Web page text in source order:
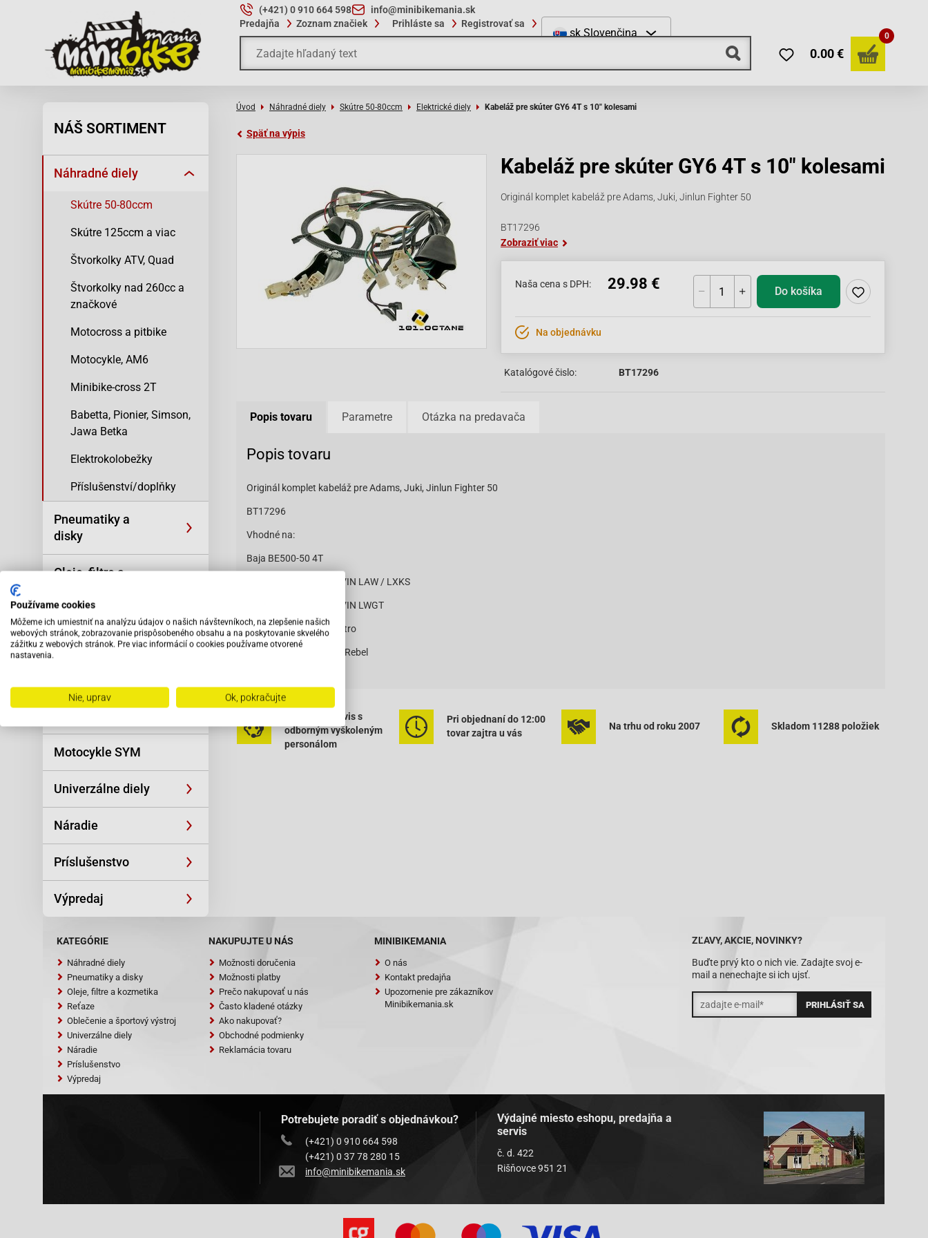
(+421) 0 910 664 598
info@minibikemania.sk
Predajňa
Zoznam značiek Prihláste sa Registrovať sa
sk Slovenčina
0.00 €
0
NÁŠ SORTIMENT
Náhradné diely
Skútre 50-80ccm
Skútre 125ccm a viac
Štvorkolky ATV, Quad
Štvorkolky nad 260cc a
značkové
Motocross a pitbike
Motocykle, AM6
Minibike-cross 2T
Babetta, Pionier, Simson,
Jawa Betka
Elektrokolobežky
Příslušenství/doplňky
Pneumatiky a
disky
Oleje, filtre a
Reťaze
Motocykle SYM
Univerzálne diely
Náradie
Príslušenstvo
Výpredaj
Úvod Náhradné diely Skútre 50-80ccm Elektrické diely Kabeláž pre skúter GY6 4T s 10" kolesami
Späť na výpis
Kabeláž pre skúter GY6 4T s 10" kolesami
Originál komplet kabeláž pre Adams, Juki, Jinlun Fighter 50
BT17296
Zobraziť viac
Naša cena s DPH: 29.98 € Do košíka
Na objednávku
Katalógové čislo: BT17296
Popis tovaru Parametre Otázka na predavača
Popis tovaru
Originál komplet kabeláž pre Adams, Juki, Jinlun Fighter 50
BT17296
Vhodné na:
Baja BE500-50 4T
Baja SC50-Suncity 4T VIN LAW / LXKS
Baja SC50-Suncity 4T VIN LWGT
Baotian BT49QT-11-Retro
Baotian BT49QT-12A1-Rebel
Baotian BT49QT-12D-Hero
Baotian-BT49QT-12E Rocky
Baotian-BT49QT-12F Tanco
Baotian BT49QT-6A4-
Baotian BT49QT-6B1-
Baotian BT49QT-6B4-
Baotian BT49QT-7-Smart Rider
Baotian BT49QT-9-Sprint
Baotian BT49QT-9F1-Eagle
Baotian BT49QT-9R3-
Baotian-BT49QT-9S1
Baotian-BT49QT-9S3
Baotian BT50QT-9-Ecobike
Vybavený servis s
odborným vyškoleným
personálom
Pri objednaní do 12:00
tovar zajtra u vás
Na trhu od roku 2007 Skladom 11288 položiek
ZĽAVY, AKCIE, NOVINKY?
Buďte prvý kto o nich vie. Zadajte svoj e-
mail a nenechajte si ich ujsť.
KATEGÓRIE
Náhradné diely
Pneumatiky a disky
Oleje, filtre a kozmetika
Reťaze
Oblečenie a športový výstroj
Univerzálne diely
Náradie
Príslušenstvo
Výpredaj
NAKUPUJTE U NÁS
Možnosti doručenia
Možnosti platby
Prečo nakupovať u nás
Často kladené otázky
Ako nakupovať?
Obchodné podmienky
Reklamácia tovaru
MINIBIKEMANIA
O nás
Kontakt predajňa
Upozornenie pre zákazníkov
Minibikemania.sk
Potrebujete poradiť s objednávkou?
(+421) 0 910 664 598
(+421) 0 37 78 280 15
info@minibikemania.sk
Výdajné miesto eshopu, predajňa a
servis
č. d. 422
Rišňovce 951 21
Používame cookies
Môžeme ich umiestniť na analýzu údajov o našich návštevníkoch, na zlepšenie našich
webových stránok, zobrazovanie prispôsobeného obsahu a na poskytovanie skvelého
zážitku z webových stránok. Pre viac informácií o cookies používame otvorené
nastavenia.
Nie, uprav Ok, pokračujte